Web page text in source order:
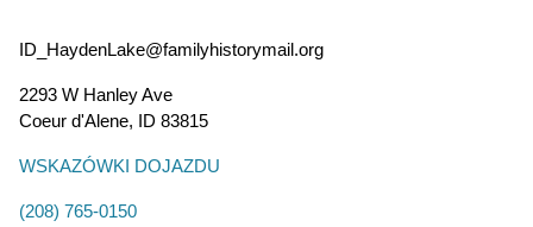
ID_HaydenLake@familyhistorymail.org
2293 W Hanley Ave
Coeur d'Alene, ID 83815
WSKAZÓWKI DOJAZDU
(208) 765-0150